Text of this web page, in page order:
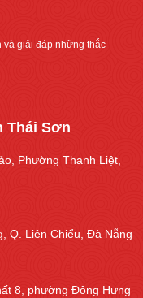
và giải đáp những thắc
Thái Sơn
Phường Thanh Liệt,
Q. Liên Chiểu, Đà Nẵng
8, phường Đông Hưng